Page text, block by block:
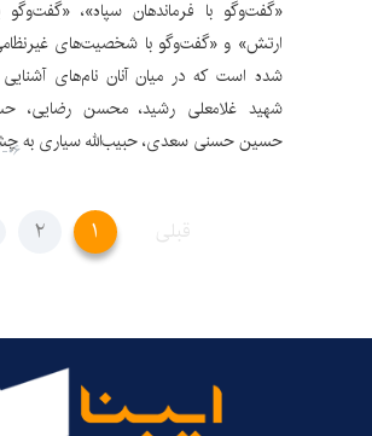
«گفت‌وگو با فرماندهان سپاه»، «گفت‌وگو
ارتش» و «گفت‌وگو با شخصیت‌های
شده است که در میان آنان نام‌های
شهید غلامعلی رشید، محسن رضایی،
حسین حسنی سعدی، حبیب‌الله سیاری به
قبلی ۱ ۲